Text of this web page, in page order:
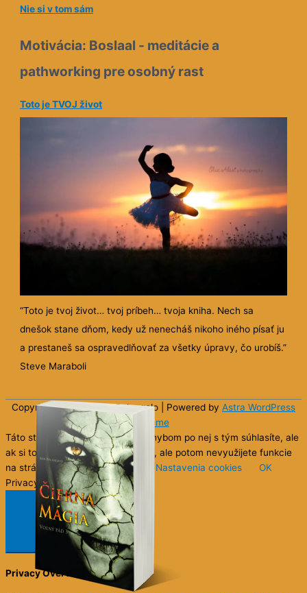
Nie si v tom sám
Motivácia: Boslaal - meditácie a
pathworking pre osobný rast
Toto je TVOJ život
“Toto je tvoj život… tvoj príbeh… tvoja kniha. Nech sa
dnešok stane dňom, kedy už nenecháš nikoho iného písať ju
a prestaneš sa ospravedlňovať za všetky úpravy, čo urobíš.”
Steve Maraboli
Copyright © 2026 SunBelangelo | Powered by Astra WordPress
Theme
Táto stránka používa cookies. Pohybom po nej s tým súhlasíte, ale
ak si to neželáte, môžete to zrušiť, ale potom nevyužijete funkcie
na stránke (napr. čítanie kníh).
Nastavenia cookies
OK
Privacy & Cookies Policy
Privacy Overview